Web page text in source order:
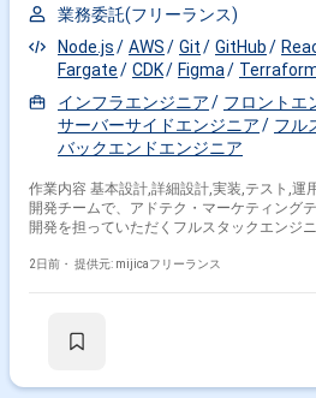
業務委託(フリーランス)
Node.js
AWS Git GitHub
Fargate
CDK Figma
インフラエンジニア
フロントエ
サーバーサイドエンジニア
フル
バックエンドエンジニア
作業内容 基本設計,詳細設計,実装,テスト,運
開発チームで、アドテク・マーケティング
開発を担っていただくフルスタックエンジニア
提供しており、今後はSaaS化も視野に入れ
MFA（多要素認証）、アカウント招待、権
2日前・ 提供元: mijicaフリーランス